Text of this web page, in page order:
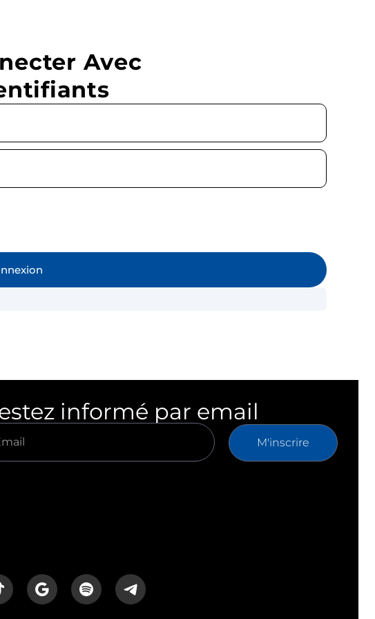
Avec
informé par email
M'inscrire